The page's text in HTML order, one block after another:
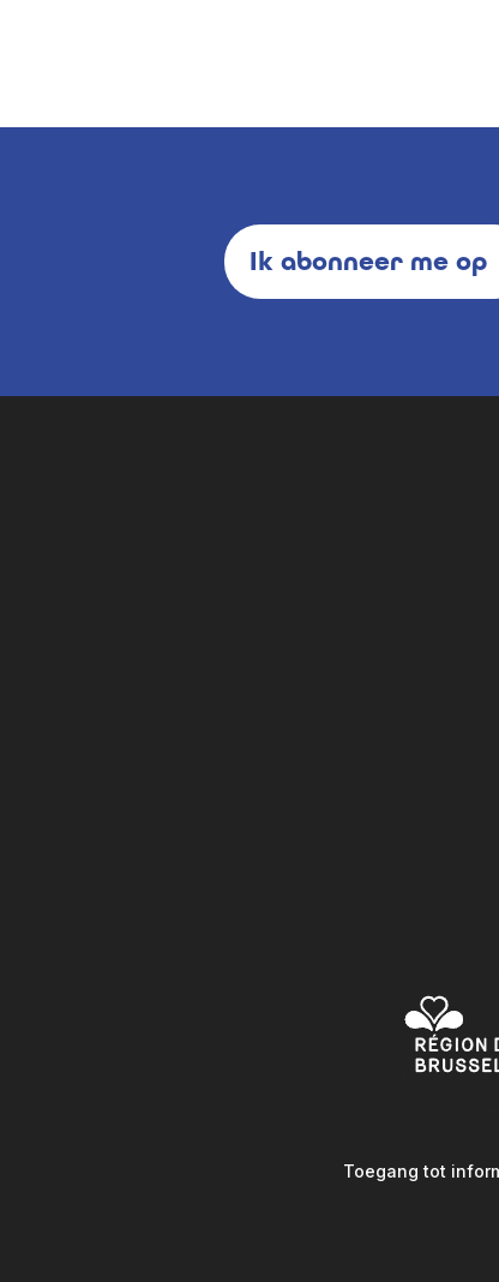
Ik abonneer me op
Toegang tot